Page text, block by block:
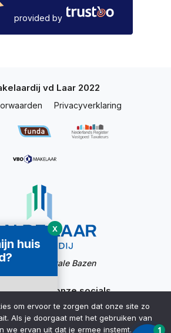
huis
X
provided by
vd Laar 2022
Privacyverklaring
door: Digitale Bazen
via onze socials
om ervoor te zorgen dat onze site zo
Als je doorgaat met het gebruiken van
we ervan uit dat je ermee instemt.